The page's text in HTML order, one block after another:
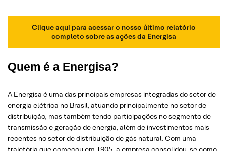
Clique aqui para acessar o nosso último relatório
completo sobre as ações da Energisa
Quem é a Energisa?
A Energisa é uma das principais empresas integradas do setor de
energia elétrica no Brasil, atuando principalmente no setor de
distribuição, mas também tendo participações no segmento de
transmissão e geração de energia, além de investimentos mais
recentes no setor de distribuição de gás natural. Com uma